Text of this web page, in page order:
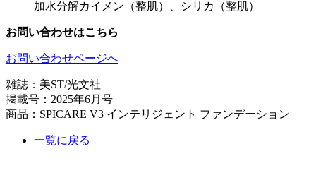
加水分解カイメン（整肌）、シリカ（整肌）
お問い合わせはこちら
お問い合わせページへ
雑誌：美ST/光文社
掲載号：2025年6月号
商品：SPICARE V3 インテリジェント ファンデーション
一覧に戻る